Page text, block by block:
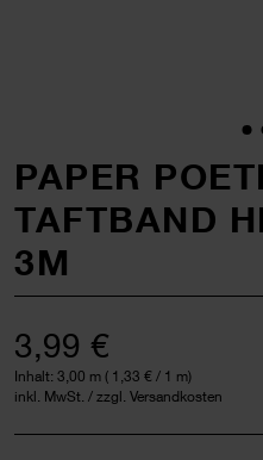
PAPER
TAFTBAND
3M
3,99 €
Inhalt: 3,00 m ( 1,33 € / 1 m)
inkl. MwSt. / zzgl. Versandkosten